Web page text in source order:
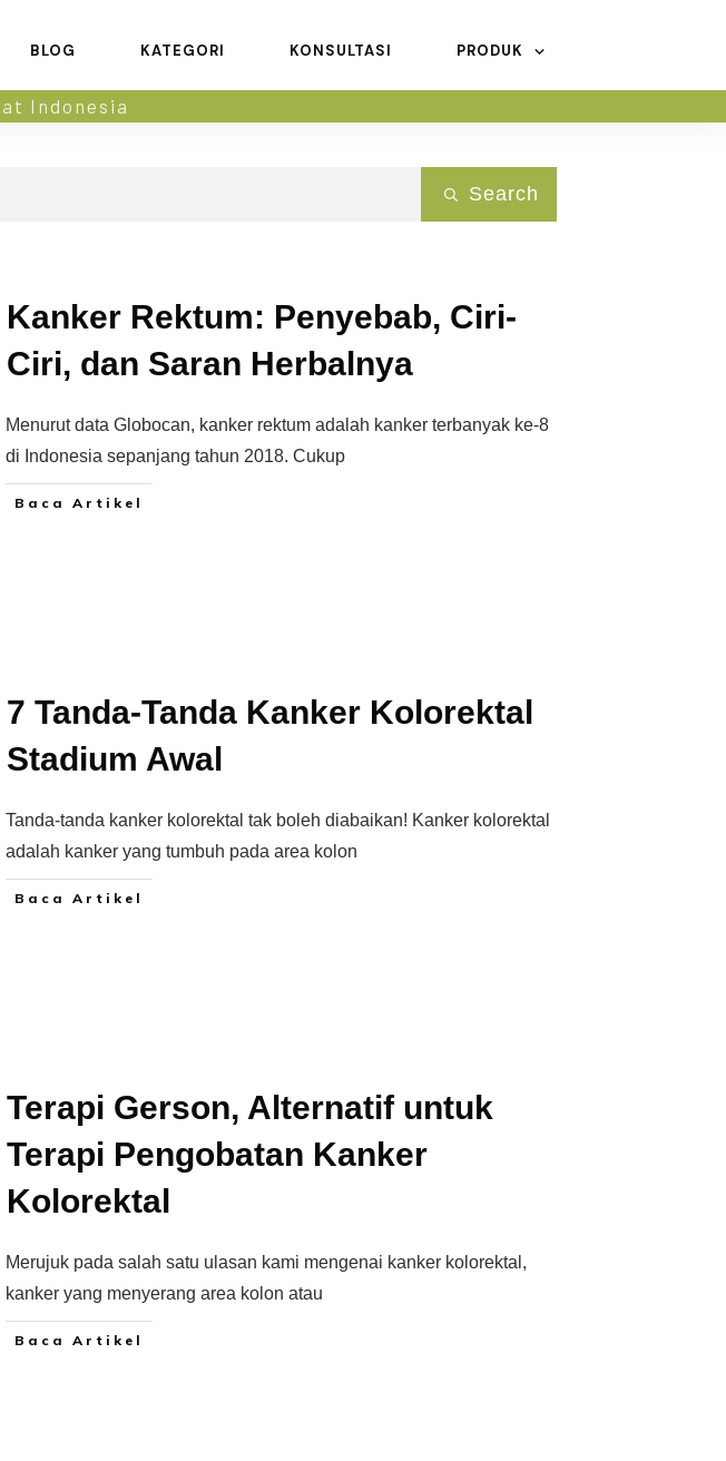
BLOG KATEGORI KONSULTASI PRODUK
Indonesia
Search
Kanker Rektum: Penyebab, Ciri-
Ciri, dan Saran Herbalnya
Menurut data Globocan, kanker rektum adalah kanker terbanyak ke-8
di Indonesia sepanjang tahun 2018. Cukup
Baca Artikel
7 Tanda-Tanda Kanker Kolorektal
Stadium Awal
Tanda-tanda kanker kolorektal tak boleh diabaikan! Kanker kolorektal
adalah kanker yang tumbuh pada area kolon
Baca Artikel
Terapi Gerson, Alternatif untuk
Terapi Pengobatan Kanker
Kolorektal
Merujuk pada salah satu ulasan kami mengenai kanker kolorektal,
kanker yang menyerang area kolon atau
Baca Artikel